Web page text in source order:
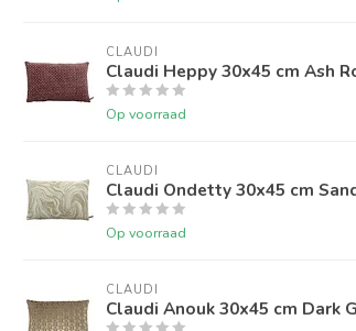
CLAUDI
Claudi Heppy 30x45 cm Ash
Op voorraad
CLAUDI
Claudi Ondetty 30x45 cm
Op voorraad
CLAUDI
Claudi Anouk 30x45 cm Dark